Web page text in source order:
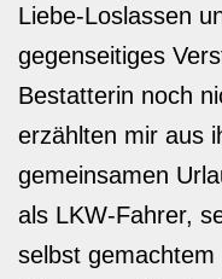
Liebe-Loslassen
gegenseitiges
Bestatterin noch
erzählten mir aus
gemeinsamen
als LKW-Fahrer,
selbst